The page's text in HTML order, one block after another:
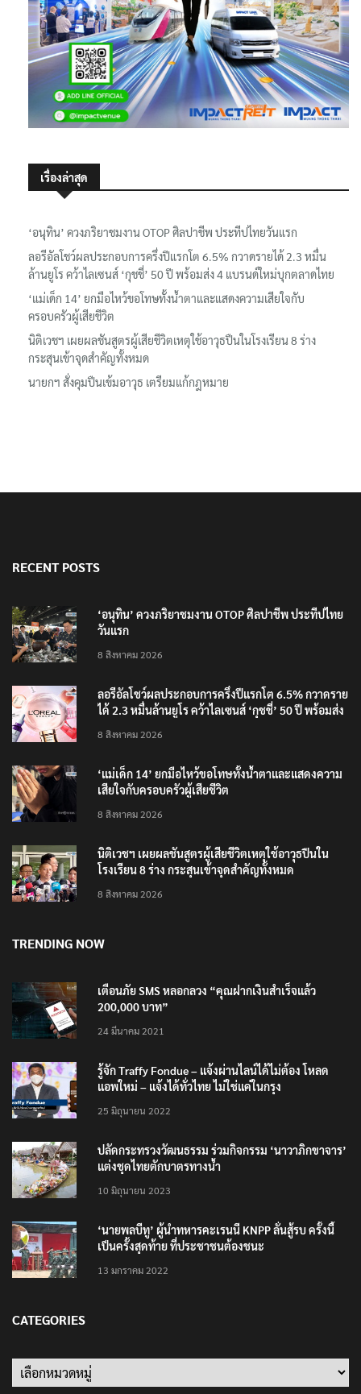
เรื่องล่าสุด
‘อนุทิน’ ควงภริยาชมงาน OTOP ศิลปาชีพ ประทีปไทยวันแรก
ลอรีอัลโชว์ผลประกอบการครึ่งปีแรกโต 6.5% กวาดรายได้ 2.3 หมื่น
ล้านยูโร คว้าไลเซนส์ ‘กุชชี่’ 50 ปี พร้อมส่ง 4 แบรนด์ใหม่บุกตลาดไทย
‘แม่เด็ก 14’ ยกมือไหว้ขอโทษทั้งน้ำตาและแสดงความเสียใจกับ
ครอบครัวผู้เสียชีวิต
นิติเวชฯ เผยผลชันสูตรผู้เสียชีวิตเหตุใช้อาวุธปืนในโรงเรียน 8 ร่าง
กระสุนเข้าจุดสำคัญทั้งหมด
นายกฯ สั่งคุมปืนเข้มอาวุธ เตรียมแก้กฎหมาย
RECENT POSTS
‘อนุทิน’ ควงภริยาชมงาน OTOP ศิลปาชีพ ประทีปไทย
วันแรก
8 สิงหาคม 2026
ลอรีอัลโชว์ผลประกอบการครึ่งปีแรกโต 6.5% กวาดราย
ได้ 2.3 หมื่นล้านยูโร คว้าไลเซนส์ ‘กุชชี่’ 50 ปี พร้อมส่ง
8 สิงหาคม 2026
‘แม่เด็ก 14’ ยกมือไหว้ขอโทษทั้งน้ำตาและแสดงความ
เสียใจกับครอบครัวผู้เสียชีวิต
8 สิงหาคม 2026
นิติเวชฯ เผยผลชันสูตรผู้เสียชีวิตเหตุใช้อาวุธปืนใน
โรงเรียน 8 ร่าง กระสุนเข้าจุดสำคัญทั้งหมด
8 สิงหาคม 2026
TRENDING NOW
เตือนภัย SMS หลอกลวง “คุณฝากเงินสำเร็จแล้ว
200,000 บาท”
24 มีนาคม 2021
รู้จัก Traffy Fondue – แจ้งผ่านไลน์ได้ไม่ต้อง โหลด
แอพใหม่ – แจ้งได้ทั่วไทย ไม่ใช่แค่ในกรุง
25 มิถุนายน 2022
ปลัดกระทรวงวัฒนธรรม ร่วมกิจกรรม ‘นาวาภิกขาจาร’
แต่งชุดไทยตักบาตรทางน้ำ
10 มิถุนายน 2023
‘นายพลบีทู’ ผู้นำทหารคะเรนนี KNPP ลั่นสู้รบ ครั้งนี้
เป็นครั้งสุดท้าย ที่ประชาชนต้องชนะ
13 มกราคม 2022
CATEGORIES
Categories